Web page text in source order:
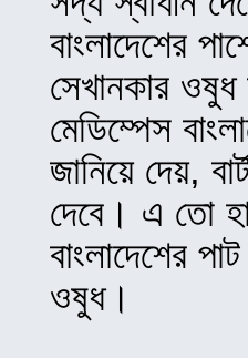
বাংলাদেশের
সেখানকার
মেডিম্পেস
জানিয়ে দেয়,
দেবে। এ তো
বাংলাদেশের
ওষুধ।